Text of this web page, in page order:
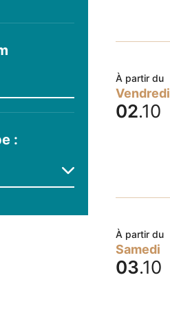
:
À partir du
Vendredi
02.10
À partir du
Samedi
03.10